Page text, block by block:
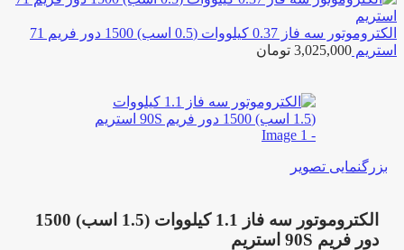
الکتروموتور سه فاز 0.37 کیلووات (0.5 اسب) 1500 دور فریم 71
استریم 3,025,000 تومان
بزرگنمایی تصویر
الکتروموتور سه فاز 1.1 کیلووات (1.5 اسب) 1500
دور فریم 90S استریم